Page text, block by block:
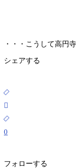
・・・こうして高円
シェアする
0
フォローする